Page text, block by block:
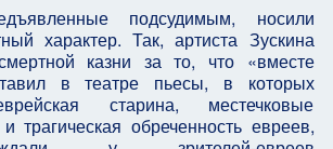
подсудимым, носили
характер. Так, артиста Зускина
казни за то, что «вместе
в театре пьесы, в которых
старина, местечковые
трагическая обреченность евреев,